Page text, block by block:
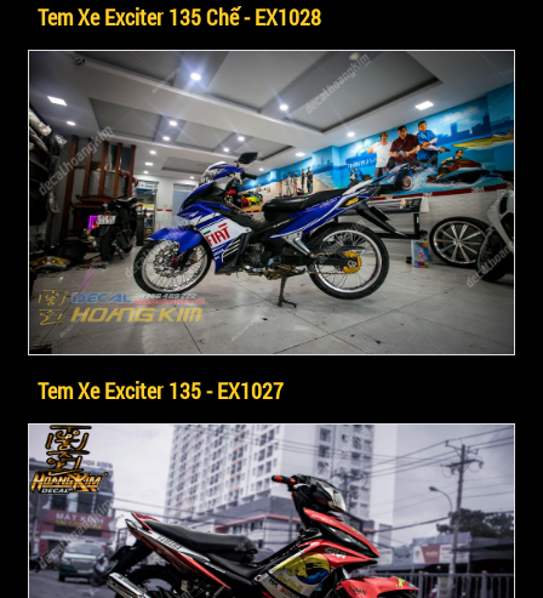
Tem Xe Exciter 135 Chế - EX1028
Tem Xe Exciter 135 - EX1027